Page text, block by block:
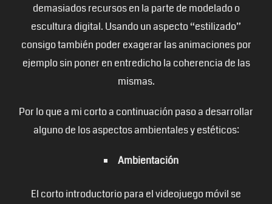
demasiados recursos en la parte de modelado o
escultura digital. Usando un aspecto “estilizado”
consigo también poder exagerar las animaciones por
ejemplo sin poner en entredicho la coherencia de las
mismas.
Por lo que a mi corto a continuación paso a desarrollar
alguno de los aspectos ambientales y estéticos:
Ambientación
El corto introductorio para el videojuego móvil se